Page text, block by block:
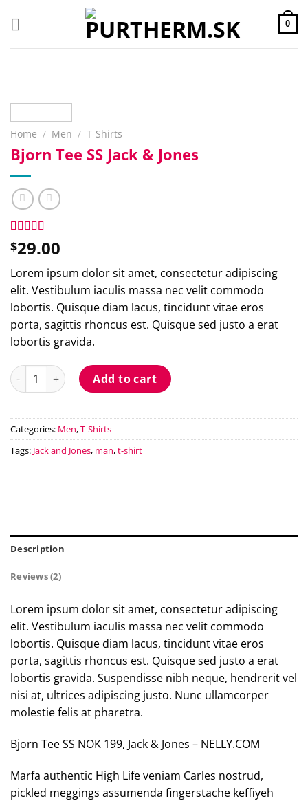
0
Home / Men / T-Shirts
Bjorn Tee SS Jack & Jones
Rated
3.50out
based on
2
customer
ratings
$29.00
Lorem ipsum dolor sit amet, consectetur adipiscing
elit. Vestibulum iaculis massa nec velit commodo
lobortis. Quisque diam lacus, tincidunt vitae eros
porta, sagittis rhoncus est. Quisque sed justo a erat
lobortis gravida.
Bjorn Tee SS Jack & Jones quantity
Add to cart
Categories: Men,T-Shirts
Tags: Jack and Jones, man,t-shirt
Description
Reviews (2)
Lorem ipsum dolor sit amet, consectetur adipiscing
elit. Vestibulum iaculis massa nec velit commodo
lobortis. Quisque diam lacus, tincidunt vitae eros
porta, sagittis rhoncus est. Quisque sed justo a erat
lobortis gravida. Suspendisse nibh neque, hendrerit vel
nisi at, ultrices adipiscing justo. Nunc ullamcorper
molestie felis at pharetra.
Bjorn Tee SS NOK 199, Jack & Jones – NELLY.COM
Marfa authentic High Life veniam Carles nostrud,
pickled meggings assumenda fingerstache keffiyeh